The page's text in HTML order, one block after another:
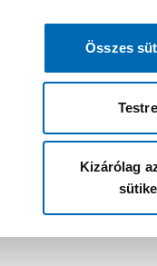
Összes
Kizárólag